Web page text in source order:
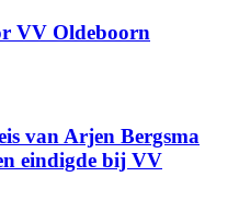
VV Oldeboorn
van Arjen Bergsma
eindigde bij VV